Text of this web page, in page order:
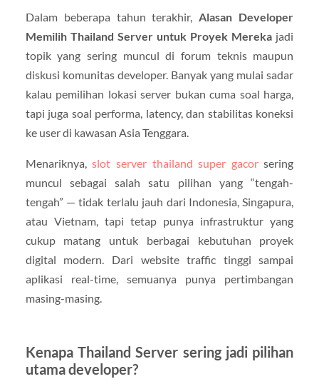
Dalam beberapa tahun terakhir, Alasan Developer
Memilih Thailand Server untuk Proyek Mereka jadi
topik yang sering muncul di forum teknis maupun
diskusi komunitas developer. Banyak yang mulai sadar
kalau pemilihan lokasi server bukan cuma soal harga,
tapi juga soal performa, latency, dan stabilitas koneksi
ke user di kawasan Asia Tenggara.
Menariknya,slot server thailand super gacorsering
muncul sebagai salah satu pilihan yang “tengah-
tengah” — tidak terlalu jauh dari Indonesia, Singapura,
atau Vietnam, tapi tetap punya infrastruktur yang
cukup matang untuk berbagai kebutuhan proyek
digital modern. Dari website traffic tinggi sampai
aplikasi real-time, semuanya punya pertimbangan
masing-masing.
Kenapa Thailand Server sering jadi pilihan
utama developer?